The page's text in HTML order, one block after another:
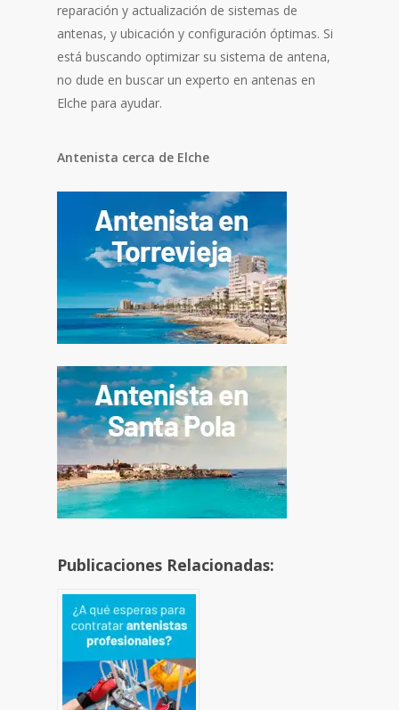
reparación y actualización de sistemas de
antenas, y ubicación y configuración óptimas. Si
está buscando optimizar su sistema de antena,
no dude en buscar un experto en antenas en
Elche para ayudar.
Antenista cerca de Elche
Publicaciones Relacionadas: